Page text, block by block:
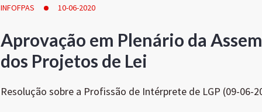
INFOFPAS 10-06-2020
Aprovação em Plenário da
dos Projetos de Lei
Resolução sobre a Profissão de Intérprete de LGP (09-06-